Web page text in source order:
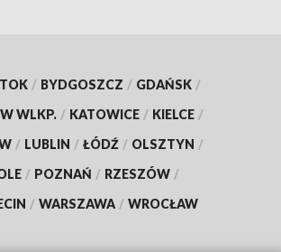
/ BYDGOSZCZ / GDAŃSK /
WLKP. / KATOWICE / KIELCE /
/ LUBLIN / ŁÓDŹ / OLSZTYN /
/ POZNAŃ / RZESZÓW /
/ WARSZAWA / WROCŁAW